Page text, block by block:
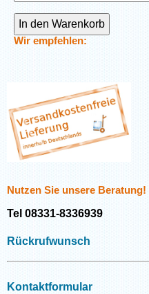
Wir empfehlen:
Nutzen Sie unsere Beratung!
Tel 08331-8336939
Rückrufwunsch
Kontaktformular